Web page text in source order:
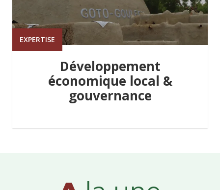
EXPERTISE
Développement
économique local &
gouvernance